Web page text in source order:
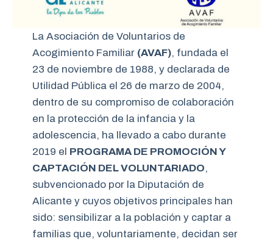
La Asociación de Voluntarios de
Acogimiento Familiar (AVAF), fundada el
23 de noviembre de 1988, y declarada de
Utilidad Pública el 26 de marzo de 2004,
dentro de su compromiso de colaboración
en la protección de la infancia y la
adolescencia, ha llevado a cabo durante
2019 el PROGRAMA DE PROMOCIÓN Y
CAPTACIÓN DEL VOLUNTARIADO,
subvencionado por la Diputación de
Alicante y cuyos objetivos principales han
sido: sensibilizar a la población y captar a
familias que, voluntariamente, decidan ser